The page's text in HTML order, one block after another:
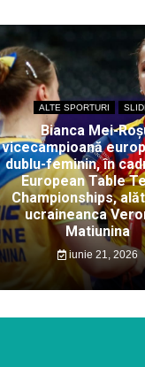
ALTE SPORTURI
Bianca Mei-
vicecampioană
dublu-feminin, în
European Table
Championships,
ucraineanca
Matiunina
iunie 21, 2026